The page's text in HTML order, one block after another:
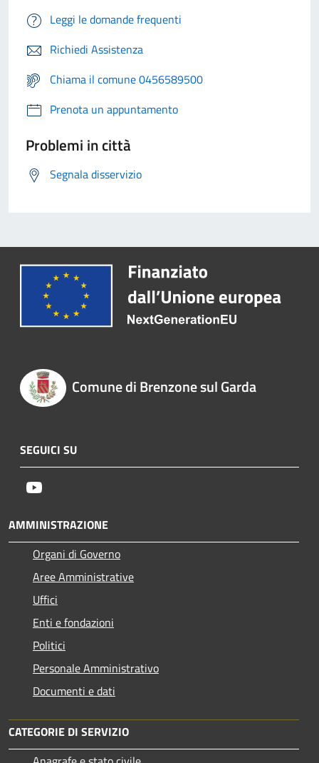
Leggi le domande frequenti
Richiedi Assistenza
Chiama il comune 0456589500
Prenota un appuntamento
Problemi in città
Segnala disservizio
Comune di Brenzone sul Garda
SEGUICI SU
AMMINISTRAZIONE
Organi di Governo
Aree Amministrative
Uffici
Enti e fondazioni
Politici
Personale Amministrativo
Documenti e dati
CATEGORIE DI SERVIZIO